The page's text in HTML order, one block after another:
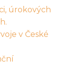
úrokových
v České